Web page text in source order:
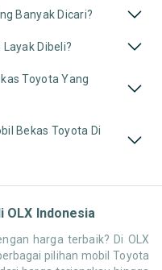
Banyak Dicari?
Dibeli?
Toyota Yang
Bekas Toyota Di
OLX Indonesia
harga terbaik? Di OLX
pilihan mobil Toyota